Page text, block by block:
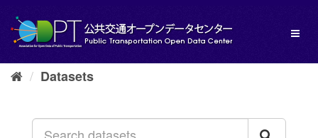
content
Datasets